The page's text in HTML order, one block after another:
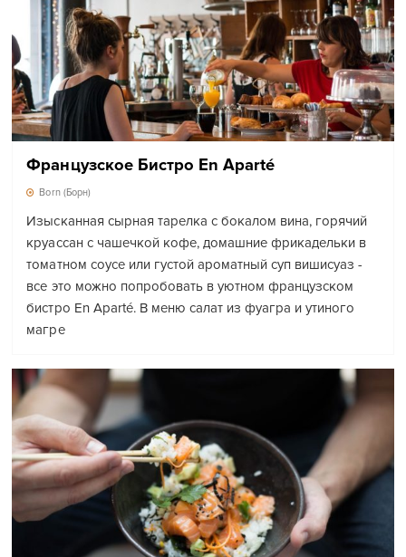
Французское Бистро En Aparté
Born (Борн)
Изысканная сырная тарелка с бокалом вина, горячий
круассан с чашечкой кофе, домашние фрикадельки в
томатном соусе или густой ароматный суп вишисуаз -
все это можно попробовать в уютном французском
бистро En Aparté. В меню салат из фуагра и утиного
магре